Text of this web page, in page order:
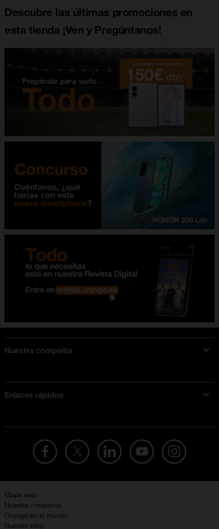
Descubre las últimas promociones en
esta tienda ¡Ven y Pregúntanos!
Nuestra compañía
Enlaces rápidos
Mapa web
Nuestra compañía
Orange en el mundo
Nuestro blog